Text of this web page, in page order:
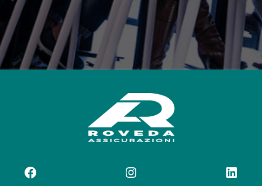
Facebook Instagram LinkedIn